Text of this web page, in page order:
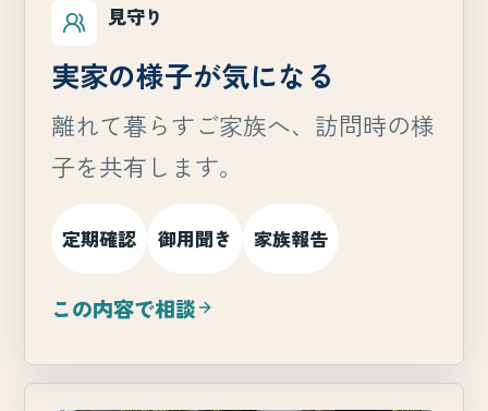
見守り
実家の様子が気になる
離れて暮らすご家族へ、訪問時の様
子を共有します。
定期確認 御用聞き 家族報告
この内容で相談